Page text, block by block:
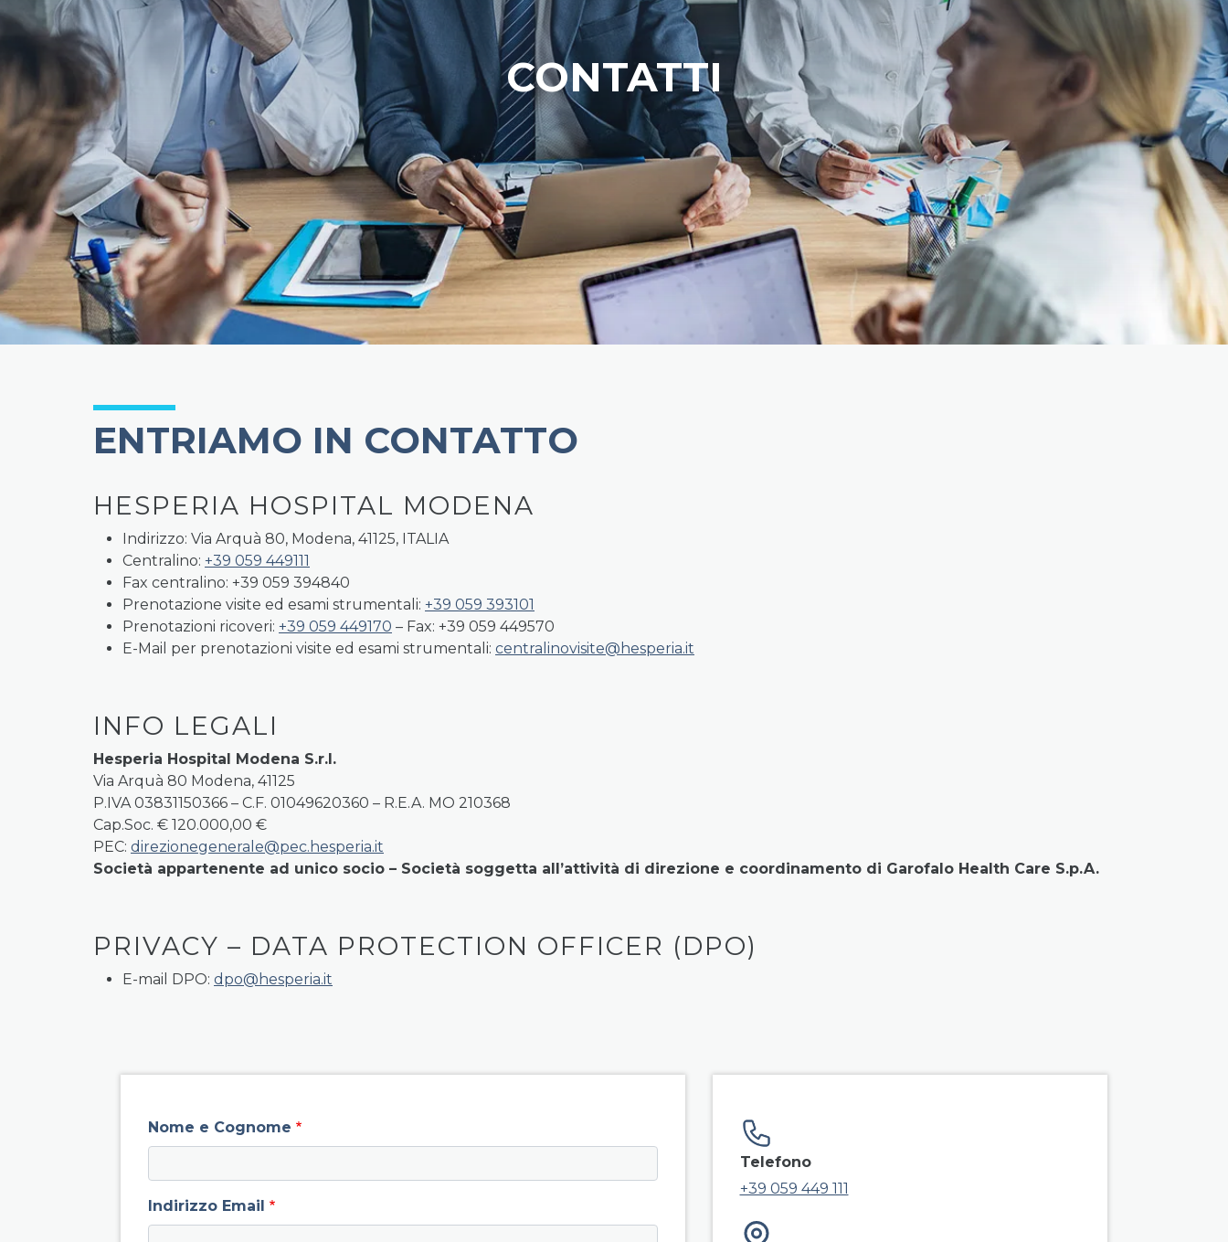
CONTATTI
ENTRIAMO IN CONTATTO
HESPERIA HOSPITAL MODENA
Indirizzo: Via Arquà 80, Modena, 41125, ITALIA
Centralino: +39 059 449111
Fax centralino: +39 059 394840
Prenotazione visite ed esami strumentali: +39 059 393101
Prenotazioni ricoveri: +39 059 449170 – Fax: +39 059 449570
E-Mail per prenotazioni visite ed esami strumentali: centralinovisite@hesperia.it
INFO LEGALI
Hesperia Hospital Modena S.r.l.
Via Arquà 80 Modena, 41125
P.IVA 03831150366 – C.F. 01049620360 – R.E.A. MO 210368
Cap.Soc. € 120.000,00 €
PEC: direzionegenerale@pec.hesperia.it
Società appartenente ad unico socio – Società soggetta all’attività di direzione e coordinamento di Garofalo Health Care S.p.A.
PRIVACY – DATA PROTECTION OFFICER (DPO)
E-mail DPO: dpo@hesperia.it
field group left
Nome e Cognome
Indirizzo Email
field group right
Telefono
+39 059 449 111